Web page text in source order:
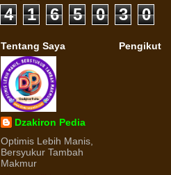
4 1 6 5 0 3 0
Tentang Saya
Dzakiron Pedia
Optimis Lebih Manis,
Bersyukur Tambah
Makmur
Pengikut